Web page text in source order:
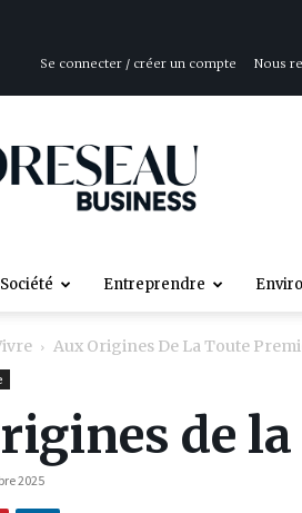
Se connecter / créer un compte Nous
Business
Société Entreprendre
Aux Origines De La Toute
de
2025